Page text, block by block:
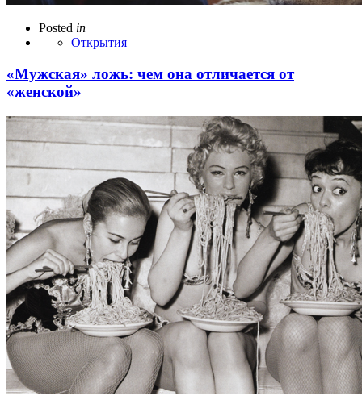
Posted in
Открытия
«Мужская» ложь: чем она отличается от
«женской»